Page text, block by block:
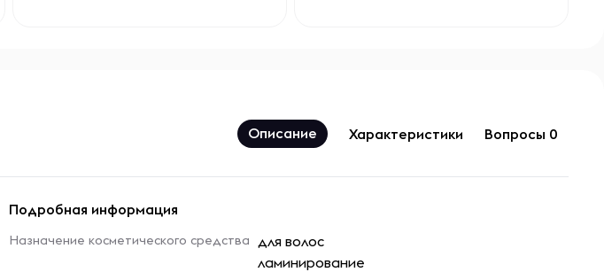
Описание Характеристики Вопросы 0
Подробная информация
Назначение косметического средства для волос
ламинирование